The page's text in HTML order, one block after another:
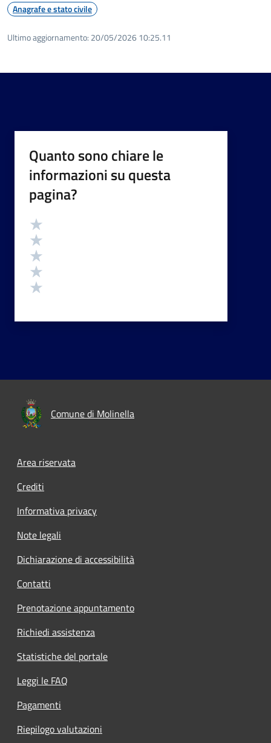
Anagrafe e stato civile
Ultimo aggiornamento: 20/05/2026 10:25.11
Quanto sono chiare le
informazioni su questa
pagina?
Valutazione
Comune di Molinella
Area riservata
Crediti
Informativa privacy
Note legali
Dichiarazione di accessibilità
Contatti
Prenotazione appuntamento
Richiedi assistenza
Statistiche del portale
Leggi le FAQ
Pagamenti
Riepilogo valutazioni